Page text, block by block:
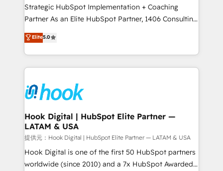
reach their full potential by providing transparent,
relationship-driven support. With over 300 HubSpot
technical know-how and strategic guidance you
need to succeed.
Strategic HubSpot Implementation + Coaching
Partner As an Elite HubSpot Partner, 1406 Consulting
helps mid-market revenue teams transform how
they sell, market, and serve. We don't just build your
HubSpot—we teach your team to own it, then stay
to help you keep winning. What We Do ⚙️ CRM
Data & Content 📈 Sales & Marketing Alignment +
Revenue Team Enablement 🤖 Breeze AI & Custom
Agent Creation 🔄 Custom Integrations & Data
Migration Why 1406 We become part of your team.
Your team learns while we build. We fix what others
broke. Built for mid-market reality—practical
solutions that work with your actual headcount and
Elite5.0
Hook Digital | HubSpot Elite Partner —
LATAM & USA
提供元：Hook Digital | HubSpot Elite Partner — LATAM & USA
Hook Digital is one of the first 50 HubSpot partners
worldwide (since 2010) and a 7x HubSpot Awarded